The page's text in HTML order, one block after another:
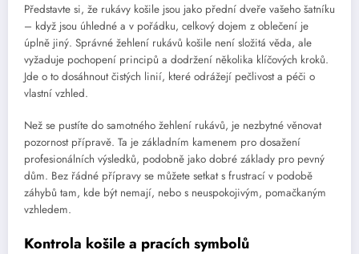
Představte si, že rukávy košile jsou jako přední dveře vašeho šatníku
– když jsou úhledné a v pořádku, celkový dojem z oblečení je
úplně jiný. Správné žehlení rukávů košile není složitá věda, ale
vyžaduje pochopení principů a dodržení několika klíčových kroků.
Jde o to dosáhnout čistých linií, které odrážejí pečlivost a péči o
vlastní vzhled.
Než se pustíte do samotného žehlení rukávů, je nezbytné věnovat
pozornost přípravě. Ta je základním kamenem pro dosažení
profesionálních výsledků, podobně jako dobré základy pro pevný
dům. Bez řádné přípravy se můžete setkat s frustrací v podobě
záhybů tam, kde být nemají, nebo s neuspokojivým, pomačkaným
vzhledem.
Kontrola košile a pracích symbolů